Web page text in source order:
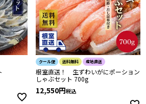
クール便 送料無料 産地直送
根室直送！ 生ずわいがにポーション
しゃぶセット 700g
12,550 税込